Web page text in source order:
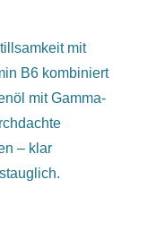
mit
B6 kombiniert
mit Gamma-
– klar